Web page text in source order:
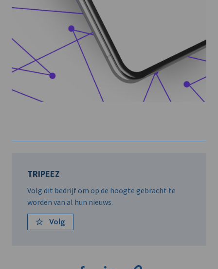
TRIPEEZ
Volg dit bedrijf om op de hoogte gebracht te
worden van al hun nieuws.
Volg